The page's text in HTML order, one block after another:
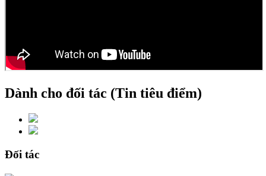
Dành cho đối tác (Tin tiêu điểm)
Đối tác